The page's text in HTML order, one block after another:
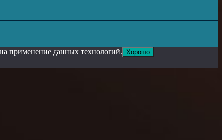
применение данных технологий. Хорошо